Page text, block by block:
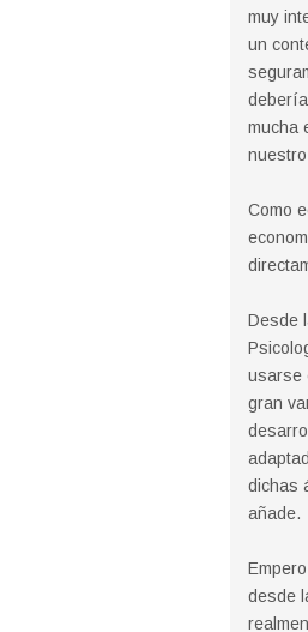
muy
un
mucha
Como
Desde
usarse
gran
dichas
añade.
desde